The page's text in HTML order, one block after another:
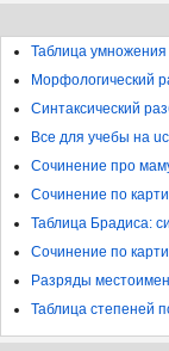
Таблица
Морфологический
Синтаксический
Все для учебы на
Сочинение про
Сочинение по
Таблица Брадиса:
Сочинение по
Разряды
Таблица степеней